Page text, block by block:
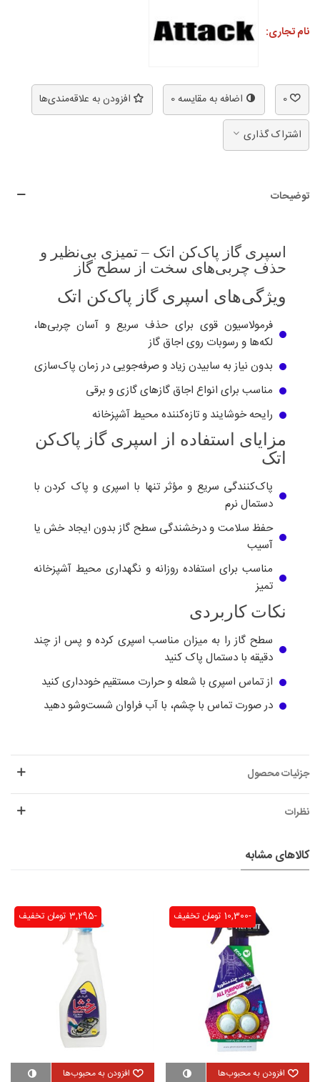
نام تجاری:
0 اضافه به مقایسه0 افزودن به علاقه‌مندی‌ها
اشتراک گذاری
توضیحات
اسپری گاز پاک‌کن اتک – تمیزی بی‌نظیر و
حذف چربی‌های سخت از سطح گاز
ویژگی‌های اسپری گاز پاک‌کن اتک
فرمولاسیون قوی برای حذف سریع و آسان چربی‌ها،
لکه‌ها و رسوبات روی اجاق گاز
بدون نیاز به سابیدن زیاد و صرفه‌جویی در زمان پاک‌سازی
مناسب برای انواع اجاق گازهای گازی و برقی
رایحه خوشایند و تازه‌کننده محیط آشپزخانه
مزایای استفاده از اسپری گاز پاک‌کن
اتک
پاک‌کنندگی سریع و مؤثر تنها با اسپری و پاک کردن با
دستمال نرم
حفظ سلامت و درخشندگی سطح گاز بدون ایجاد خش یا
آسیب
مناسب برای استفاده روزانه و نگهداری محیط آشپزخانه
تمیز
نکات کاربردی
سطح گاز را به میزان مناسب اسپری کرده و پس از چند
دقیقه با دستمال پاک کنید
از تماس اسپری با شعله و حرارت مستقیم خودداری کنید
در صورت تماس با چشم، با آب فراوان شست‌وشو دهید
جزئیات محصول
نظرات
کالاهای مشابه
تخفیف -10,300 تومان
افزودن به محبوب‌ها
تخفیف -3,295 تومان
افزودن به محبوب‌ها